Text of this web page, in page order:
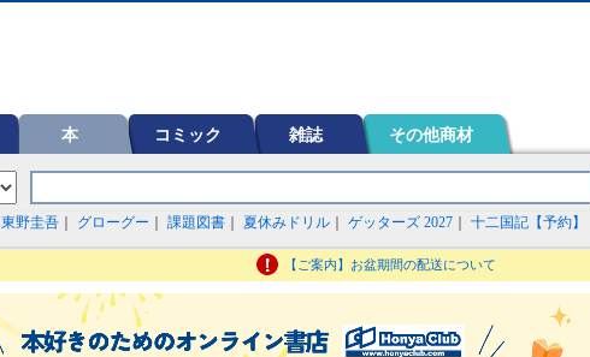
本 コミック 雑誌 その他商材
東野圭吾 グローグー 課題図書 夏休みドリル ゲッターズ 2027 十二国記【予約】
【ご案内】お盆期間の配送について